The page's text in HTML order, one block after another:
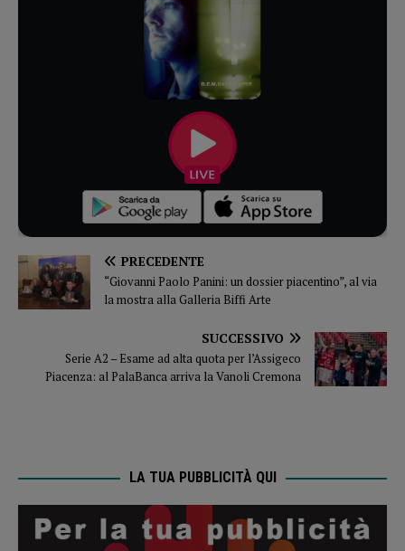
PRECEDENTE
“Giovanni Paolo Panini: un dossier piacentino”, al via
la mostra alla Galleria Biffi Arte
SUCCESSIVO
Serie A2 – Esame ad alta quota per l’Assigeco
Piacenza: al PalaBanca arriva la Vanoli Cremona
LA TUA PUBBLICITÀ QUI